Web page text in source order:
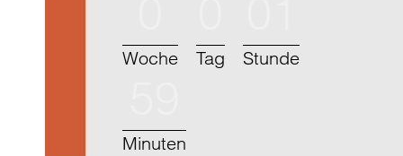
Woche Tag Stunde
Minuten